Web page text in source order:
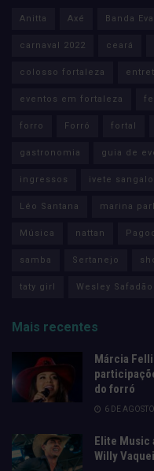
Anitta Axé Banda Eva
carnaval 2022 ceará
colosso fortaleza
eventos em fortaleza
forro Forró fortal
gastronomia guia de
ingressos ivete sangalo
Léo Santana marina
Música nattan
samba Sertanejo
taty girl Wesley Safadão
Mais recentes
Márcia
do forró
6 DE
Elite Music
Willy